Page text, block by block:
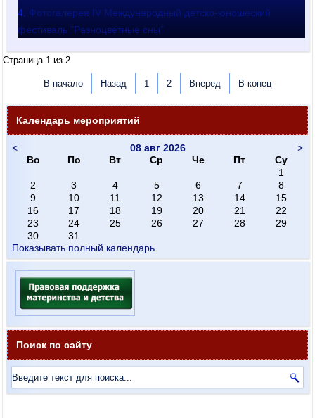
Фотогалерея IV Международный детско-юношеский
фестиваль "Разноцветные сны"
Страница 1 из 2
В начало Назад 1 2 Вперед В конец
Календарь мероприятий
< >
08 авг 2026
Во
По Вт Ср Че Пт
Су
1
2
3 4 5 6 7
8
9
10 11 12 13 14
15
16
17 18 19 20 21
22
23
24 25 26 27 28
29
30
31
Показывать полный календарь
Поиск по сайту